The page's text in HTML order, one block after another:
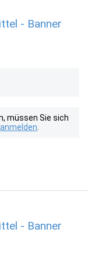
- Banner
müssen Sie sich
- Banner